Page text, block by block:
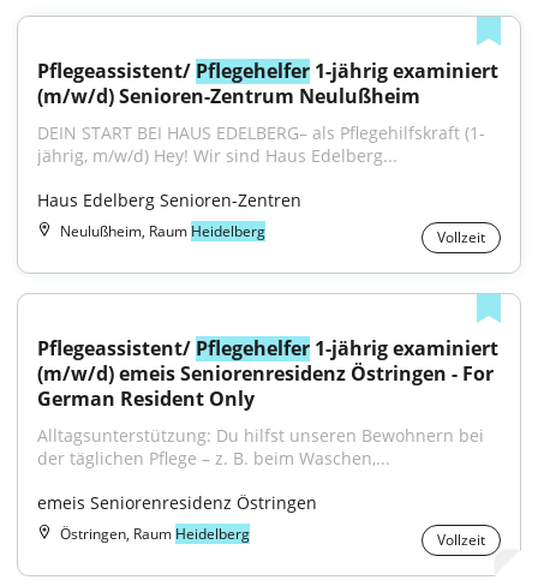
Pflegeassistent/ Pflegehelfer 1-jährig examiniert
(m/w/d) Senioren-Zentrum Neulußheim
DEIN START BEI HAUS EDELBERG– als Pflegehilfskraft (1-
jährig, m/w/d) Hey! Wir sind Haus Edelberg...
Haus Edelberg Senioren-Zentren
Neulußheim, Raum Heidelberg Vollzeit
Pflegeassistent/ Pflegehelfer 1-jährig examiniert
(m/w/d) emeis Seniorenresidenz Östringen - For
German Resident Only
Alltagsunterstützung: Du hilfst unseren Bewohnern bei
der täglichen Pflege – z. B. beim Waschen,...
emeis Seniorenresidenz Östringen
Östringen, Raum Heidelberg Vollzeit